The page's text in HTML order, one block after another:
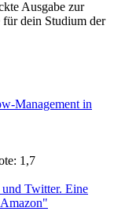
Ausgabe zur
dein Studium der
Management in
1,7
Twitter. Eine